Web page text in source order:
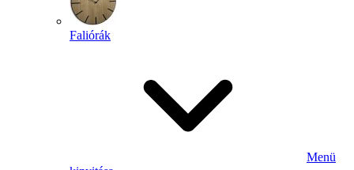
Faliórák
Menü